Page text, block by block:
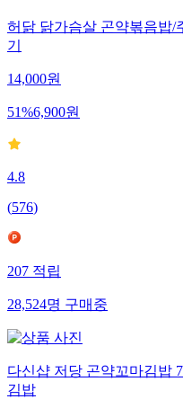
허닭 닭가슴살 곤약볶음밥/
기
14,000원
51%6,900원
4.8
(576)
207적립
28,524명구매중
다신샵 저당 곤약꼬마김밥
김밥